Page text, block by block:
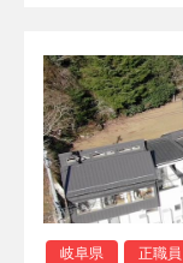
岐阜県 正職員